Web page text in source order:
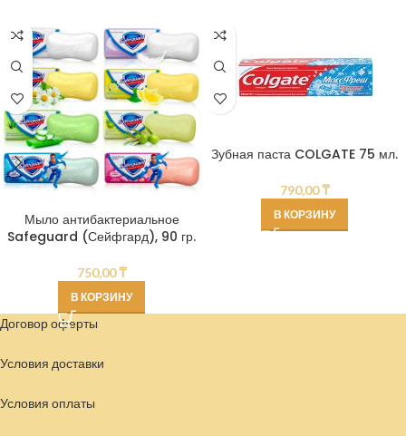
Мыло антибактериальное
Safeguard (Сейфгард), 90 гр.
750,00₸
В КОРЗИНУ
Зубная паста COLGATE 75 мл.
790,00₸
В КОРЗИНУ
Договор оферты
Условия доставки
Условия оплаты